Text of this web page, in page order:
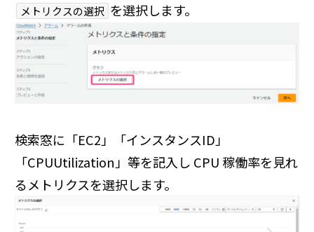
メトリクスの選択 を選択します。
検索窓に「EC2」「インスタンスID」
「CPUUtilization」等を記入し CPU 稼働率を見れ
るメトリクスを選択します。